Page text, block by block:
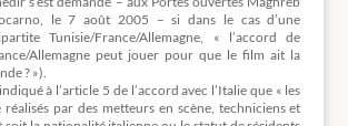
le 7 août 2005 – si dans le cas d’une
Tunisie/France/Allemagne, « l’accord de
Allemagne peut jouer pour que le film ait la
? »).
à l’article 5 de l’accord avec l’Italie que « les
par des metteurs en scène, techniciens et